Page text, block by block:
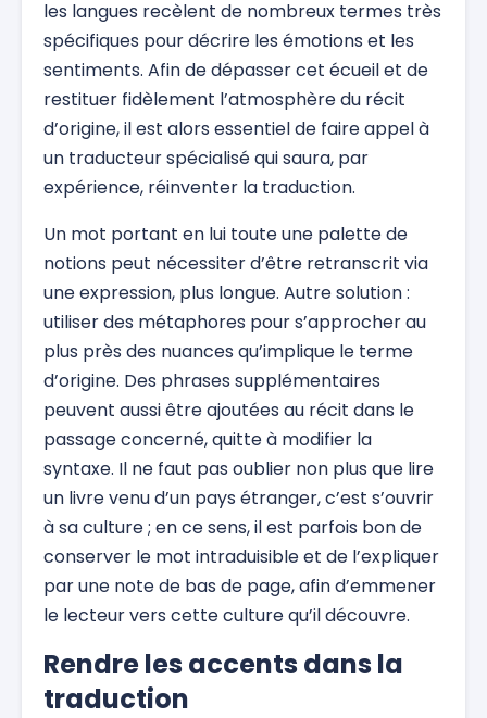
les langues recèlent de nombreux termes très
spécifiques pour décrire les émotions et les
sentiments. Afin de dépasser cet écueil et de
restituer fidèlement l’atmosphère du récit
d’origine, il est alors essentiel de faire appel à
un traducteur spécialisé qui saura, par
expérience, réinventer la traduction.
Un mot portant en lui toute une palette de
notions peut nécessiter d’être retranscrit via
une expression, plus longue. Autre solution :
utiliser des métaphores pour s’approcher au
plus près des nuances qu’implique le terme
d’origine. Des phrases supplémentaires
peuvent aussi être ajoutées au récit dans le
passage concerné, quitte à modifier la
syntaxe. Il ne faut pas oublier non plus que lire
un livre venu d’un pays étranger, c’est s’ouvrir
à sa culture ; en ce sens, il est parfois bon de
conserver le mot intraduisible et de l’expliquer
par une note de bas de page, afin d’emmener
le lecteur vers cette culture qu’il découvre.
Rendre les accents dans la
traduction